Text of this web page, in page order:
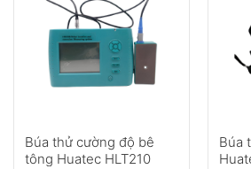
Búa thử cường độ bê
tông Huatec HLT210
Búa